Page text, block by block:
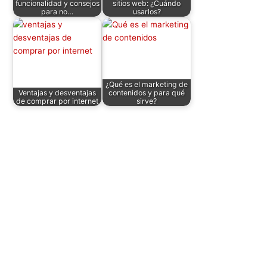
funcionalidad y consejos
para no…
sitios web: ¿Cuándo
usarlos?
Ventajas y desventajas
de comprar por internet
¿Qué es el marketing de
contenidos y para qué
sirve?